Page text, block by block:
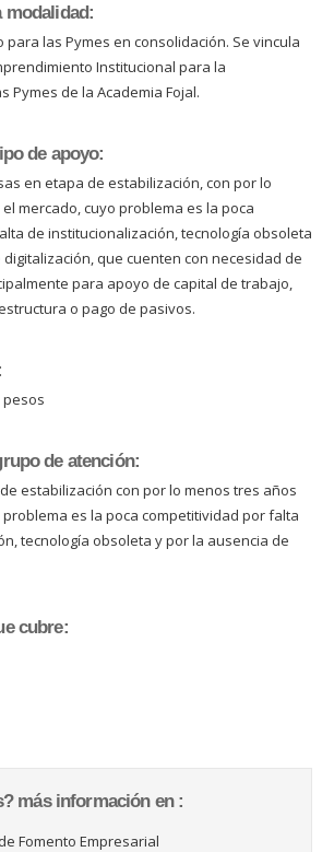
modalidad:
para las Pymes en consolidación. Se vincula
Institucional para la
Pymes de la Academia Fojal.
de apoyo:
en etapa de estabilización, con por lo
mercado, cuyo problema es la poca
de institucionalización, tecnología obsoleta
que cuenten con necesidad de
para apoyo de capital de trabajo,
o pago de pasivos.
pesos
de atención:
estabilización con por lo menos tres años
es la poca competitividad por falta
tecnología obsoleta y por la ausencia de
cubre:
más información en :
Fomento Empresarial